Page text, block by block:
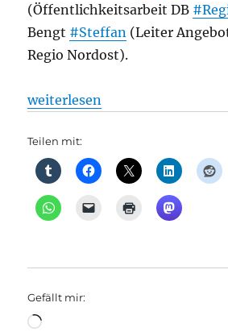
(Öffentlichkeitsarbeit DB
Bengt #Steffan (Leiter
Regio Nordost).
„Fahrgastsprechtag
weiterlesen
Teilen mit:
Gefällt mir:
Wird